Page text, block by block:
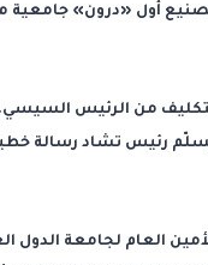
أول «درون» جامعية
من الرئيس السيسي..
رئيس تشاد رسالة
العام لجامعة الدول